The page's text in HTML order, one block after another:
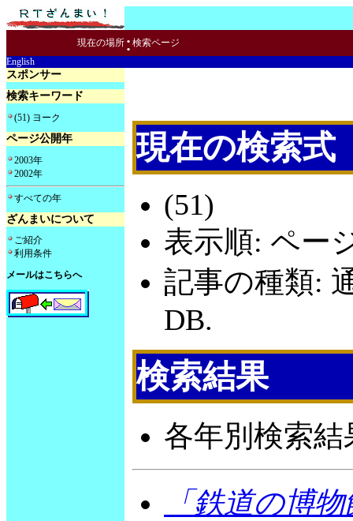
現在の場所 : 検索ページ
English
スポンサー
検索キーワード
(51) ヨーク
ページ公開年
2003年
2002年
すべての年
ざんまいについて
ご紹介
利用条件
メールはこちらへ
現在の検索式
(51)
表示順: ペー
記事の種類:
DB.
検索結果
各年別検索
「鉄道の博